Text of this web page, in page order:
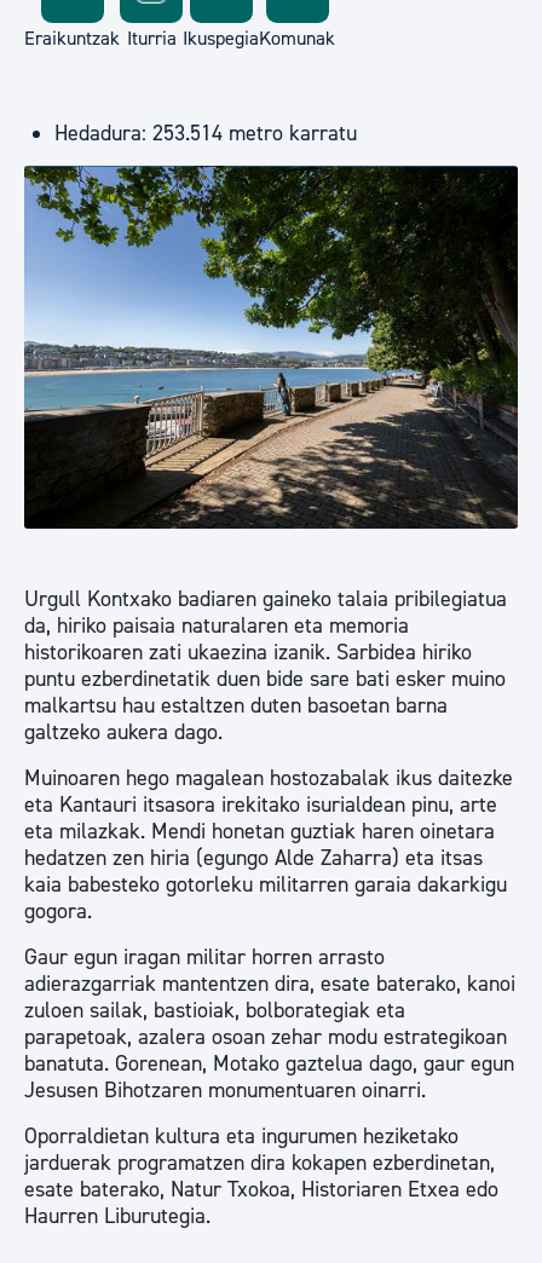
Eraikuntzak Iturria IkuspegiaKomunak
Hedadura: 253.514 metro karratu
Urgull Kontxako badiaren gaineko talaia pribilegiatua
da, hiriko paisaia naturalaren eta memoria
historikoaren zati ukaezina izanik. Sarbidea hiriko
puntu ezberdinetatik duen bide sare bati esker muino
malkartsu hau estaltzen duten basoetan barna
galtzeko aukera dago.
Muinoaren hego magalean hostozabalak ikus daitezke
eta Kantauri itsasora irekitako isurialdean pinu, arte
eta milazkak. Mendi honetan guztiak haren oinetara
hedatzen zen hiria (egungo Alde Zaharra) eta itsas
kaia babesteko gotorleku militarren garaia dakarkigu
gogora.
Gaur egun iragan militar horren arrasto
adierazgarriak mantentzen dira, esate baterako, kanoi
zuloen sailak, bastioiak, bolborategiak eta
parapetoak, azalera osoan zehar modu estrategikoan
banatuta. Gorenean, Motako gaztelua dago, gaur egun
Jesusen Bihotzaren monumentuaren oinarri.
Oporraldietan kultura eta ingurumen heziketako
jarduerak programatzen dira kokapen ezberdinetan,
esate baterako, Natur Txokoa, Historiaren Etxea edo
Haurren Liburutegia.